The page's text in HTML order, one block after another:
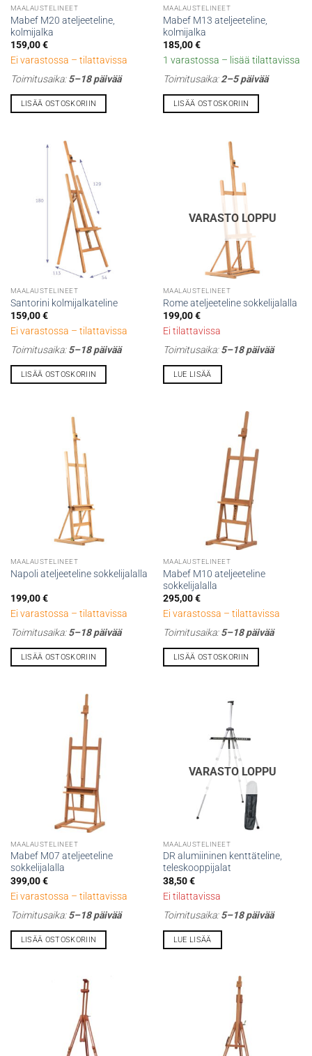
MAALAUSTELINEET
Mabef M20 ateljeeteline,
kolmijalka
159,00€
Ei varastossa – tilattavissa
Toimitusaika:5–18 päivää
LISÄÄ OSTOSKORIIN
MAALAUSTELINEET
Mabef M13 ateljeeteline,
kolmijalka
185,00€
1 varastossa – lisää tilattavissa
Toimitusaika:2–5 päivää
LISÄÄ OSTOSKORIIN
MAALAUSTELINEET
Santorini kolmijalkateline
159,00€
Ei varastossa – tilattavissa
Toimitusaika:5–18 päivää
LISÄÄ OSTOSKORIIN
VARASTO LOPPU
MAALAUSTELINEET
Rome ateljeeteline sokkelijalalla
199,00€
Ei tilattavissa
Toimitusaika:5–18 päivää
LUE LISÄÄ
MAALAUSTELINEET
Napoli ateljeeteline sokkelijalalla
199,00€
Ei varastossa – tilattavissa
Toimitusaika:5–18 päivää
LISÄÄ OSTOSKORIIN
MAALAUSTELINEET
Mabef M10 ateljeeteline
sokkelijalalla
295,00€
Ei varastossa – tilattavissa
Toimitusaika:5–18 päivää
LISÄÄ OSTOSKORIIN
MAALAUSTELINEET
Mabef M07 ateljeeteline
sokkelijalalla
399,00€
Ei varastossa – tilattavissa
Toimitusaika:5–18 päivää
LISÄÄ OSTOSKORIIN
VARASTO LOPPU
MAALAUSTELINEET
DR alumiininen kenttäteline,
teleskooppijalat
38,50€
Ei tilattavissa
Toimitusaika:5–18 päivää
LUE LISÄÄ